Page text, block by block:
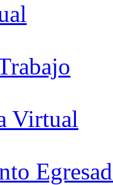
Virtual